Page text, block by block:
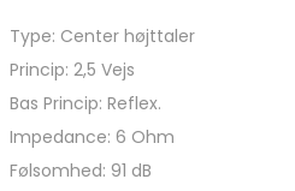
Type: Center højttaler
Princip: 2,5 Vejs
Bas Princip: Reflex.
Impedance: 6 Ohm
Følsomhed: 91 dB